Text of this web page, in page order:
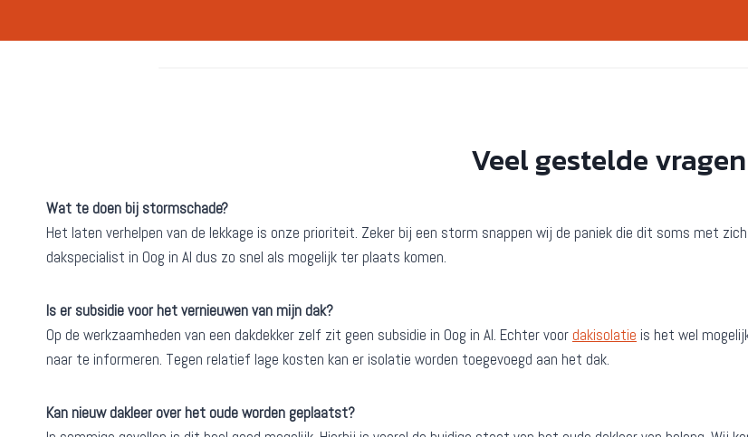
Veel gestelde vragen
Wat te doen bij stormschade?
Het laten verhelpen van de lekkage is onze prioriteit. Zeker bij een storm snappen wij de paniek die dit soms met
dakspecialist in Oog in Al dus zo snel als mogelijk ter plaats komen.
Is er subsidie voor het vernieuwen van mijn dak?
Op de werkzaamheden van een dakdekker zelf zit geen subsidie in Oog in Al. Echter voor dakisolatie is het wel
naar te informeren. Tegen relatief lage kosten kan er isolatie worden toegevoegd aan het dak.
Kan nieuw dakleer over het oude worden geplaatst?